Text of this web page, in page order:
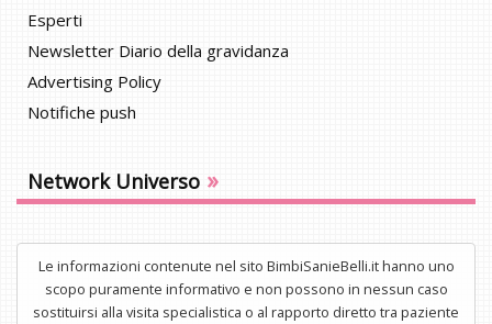
Esperti
Newsletter Diario della gravidanza
Advertising Policy
Notifiche push
Network Universo »
Le informazioni contenute nel sito BimbiSanieBelli.it hanno uno
scopo puramente informativo e non possono in nessun caso
sostituirsi alla visita specialistica o al rapporto diretto tra paziente